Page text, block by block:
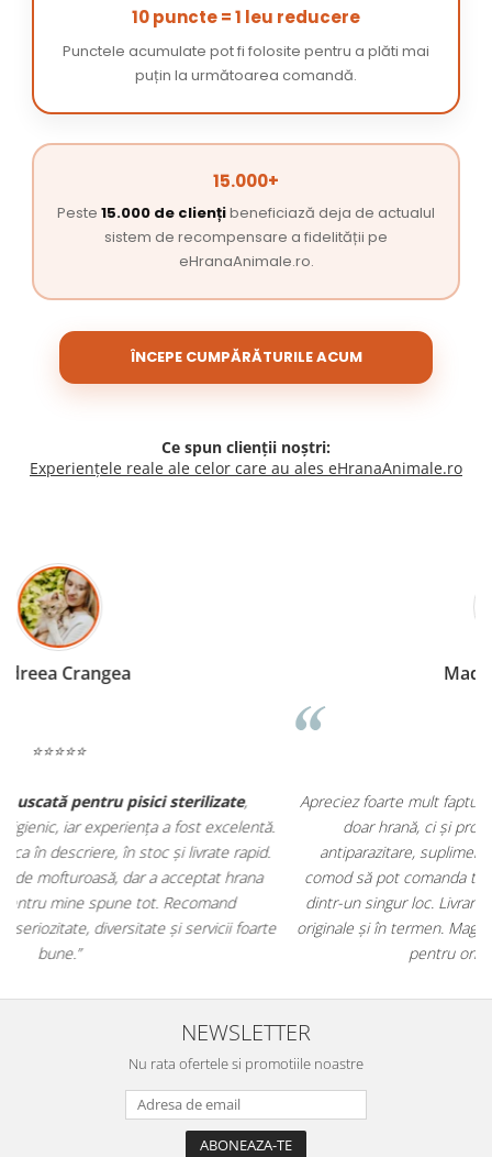
10 puncte = 1 leu reducere
Punctele acumulate pot fi folosite pentru a plăti mai
puțin la următoarea comandă.
15.000+
Peste 15.000 de cliențibeneficiază deja de actualul
sistem de recompensare a fidelității pe
eHranaAnimale.ro.
ÎNCEPE CUMPĂRĂTURILE ACUM
Ce spun clienții noștri:
Experiențele reale ale celor care au ales eHranaAnimale.ro
Apreciez foarte mult faptul că pe ehranaanimale.rogăsesc nu
doar hrană, ci și produse dinfarmacia veterinară:
antiparazitare, suplimente și soluții de îngrijire. Este foarte
comod să pot comanda tot ce am nevoie pentru animalul meu
dintr-un singur loc. Livrarea a fost rapidă, iar produsele au fost
originale și în termen. Magazin serios, bine organizat și foarte util
NEWSLETTER
Nu rata ofertele si promotiile noastre